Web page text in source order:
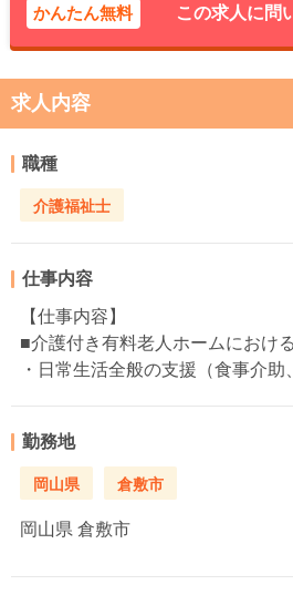
かんたん無料 この求人に問
求人内容
職種
介護福祉士
仕事内容
【仕事内容】
■介護付き有料老人ホームにおけ
・日常生活全般の支援（食事介
勤務地
岡山県 倉敷市
岡山県 倉敷市